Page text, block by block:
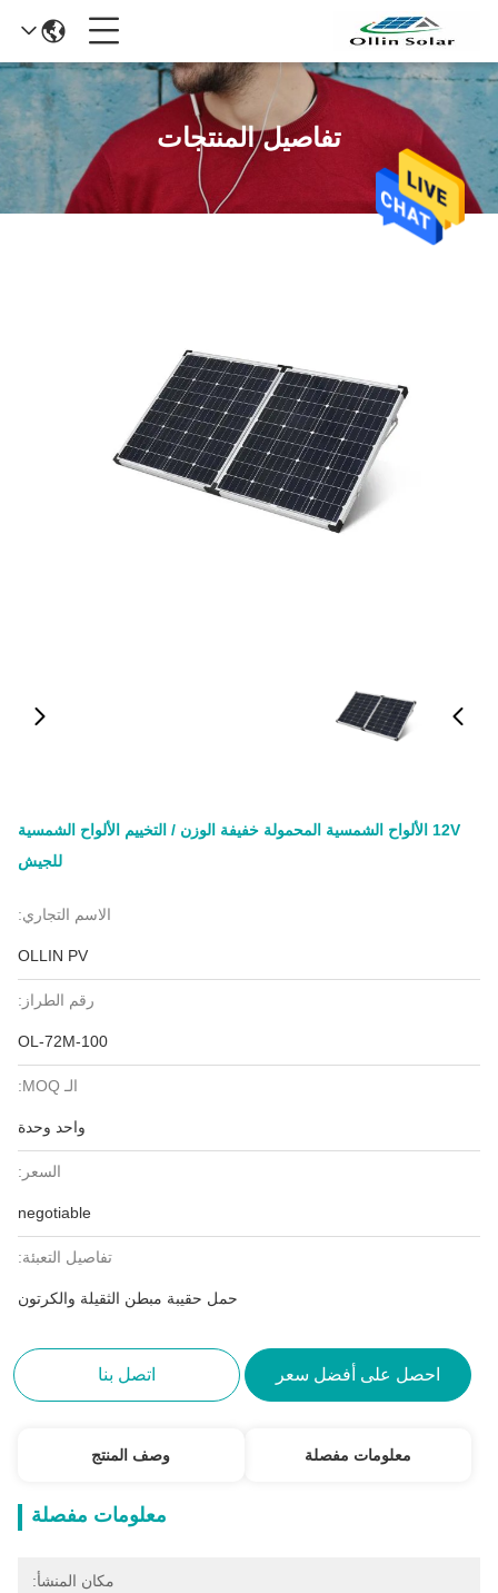
تفاصيل المنتجات
12V الألواح الشمسية المحمولة خفيفة الوزن / التخييم الألواح الشمسية
للجيش
الاسم التجاري:
OLLIN PV
رقم الطراز:
OL-72M-100
الـ MOQ:
واحد وحدة
السعر:
negotiable
تفاصيل التعبئة:
حمل حقيبة مبطن الثقيلة والكرتون
احصل على أفضل سعر اتصل بنا
معلومات مفصلة وصف المنتج
معلومات مفصلة
مكان المنشأ: